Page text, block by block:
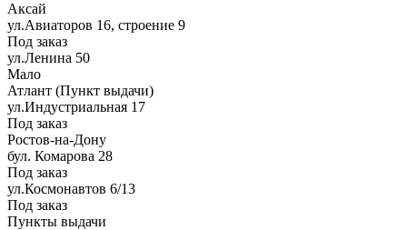
Аксай
ул.Авиаторов 16, строение 9
Под заказ
ул.Ленина 50
Мало
Атлант (Пункт выдачи)
ул.Индустриальная 17
Под заказ
Ростов-на-Дону
бул. Комарова 28
Под заказ
ул.Космонавтов 6/13
Под заказ
Пункты выдачи